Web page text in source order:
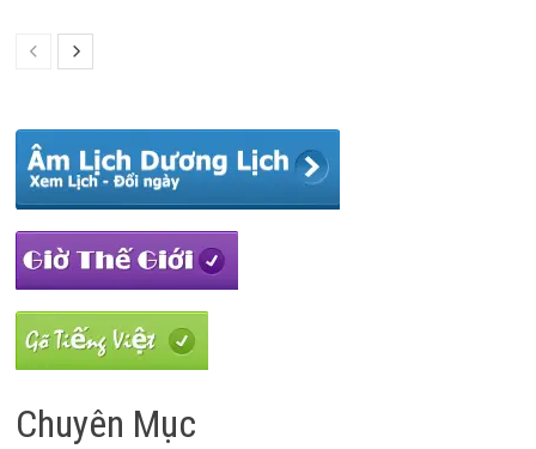
Chuyên Mục